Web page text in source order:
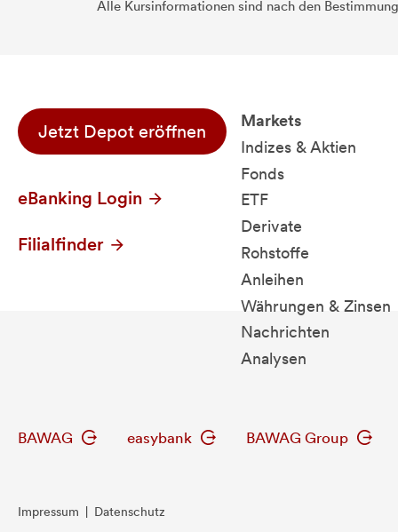
Alle Kursinformationen sind nach den
Jetzt Depot eröffnen
eBanking Login
Filialfinder
Markets
Indizes & Aktien
Fonds
ETF
Derivate
Rohstoffe
Anleihen
Währungen & Zinsen
Nachrichten
Analysen
BAWAG easybank BAWAG Group
Impressum Datenschutz